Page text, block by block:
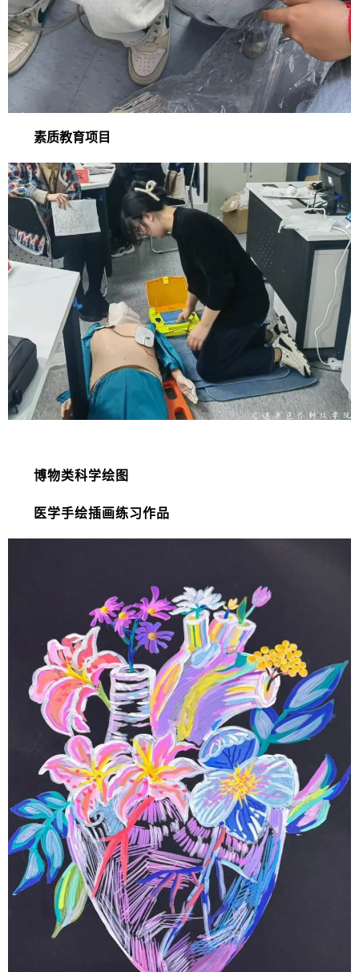
素质教育项目
博物类科学绘图
医学手绘插画练习作品